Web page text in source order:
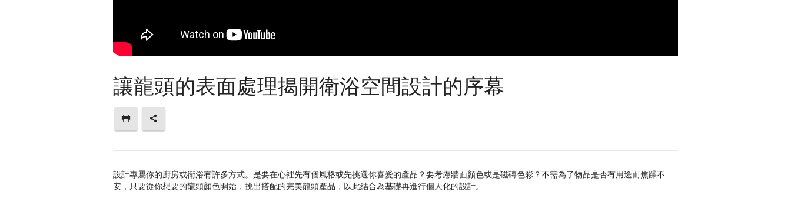
讓龍頭的表面處理揭開衛浴空間設計的序幕
設計專屬你的廚房或衛浴有許多方式。是要在心裡先有個風格或先挑選你喜愛的產品？要考慮牆面顏色或是磁磚色彩？不需為了物品是否有用途而焦躁不
安，只要從你想要的龍頭顏色開始，挑出搭配的完美龍頭產品，以此結合為基礎再進行個人化的設計。